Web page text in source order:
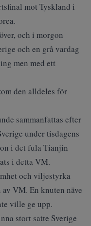
mot Tyskland i
och i morgon
och en grå vardag
men med ett
den alldeles för
sammanfattas efter
under tisdagens
i det fula Tianjin
i detta VM.
och viljestyrka
VM. En knuten näve
ville ge upp.
stort satte Sverige